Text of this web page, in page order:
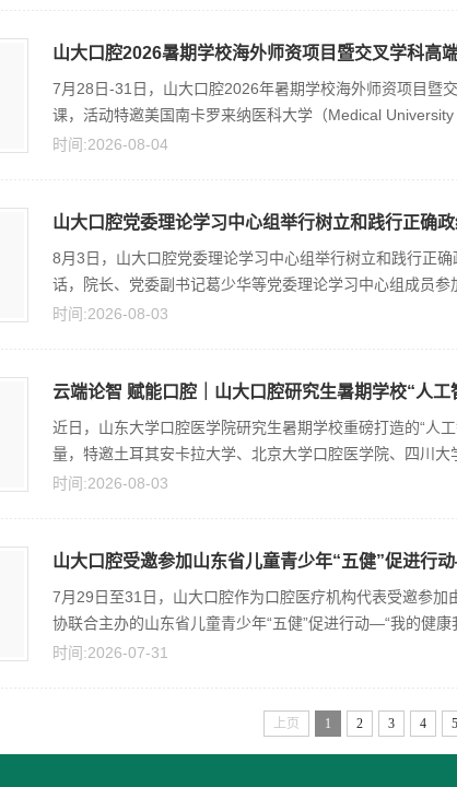
山大口腔2026暑期学校海外师资项目暨交叉学科高
7月28日-31日，山大口腔2026年暑期学校海外师资项目暨
课，活动特邀美国南卡罗来纳医科大学（Medical University
时间:2026-08-04
山大口腔党委理论学习中心组举行树立和践行正确
8月3日，山大口腔党委理论学习中心组举行树立和践行正
话，院长、党委副书记葛少华等党委理论学习中心组成员参
时间:2026-08-03
云端论智 赋能口腔｜山大口腔研究生暑期学校“人工
近日，山东大学口腔医学院研究生暑期学校重磅打造的“人
量，特邀土耳其安卡拉大学、北京大学口腔医学院、四川大
时间:2026-08-03
山大口腔受邀参加山东省儿童青少年“五健”促进行
7月29日至31日，山大口腔作为口腔医疗机构代表受邀参
协联合主办的山东省儿童青少年“五健”促进行动—“我的健康
时间:2026-07-31
上页 1 2 3 4 5